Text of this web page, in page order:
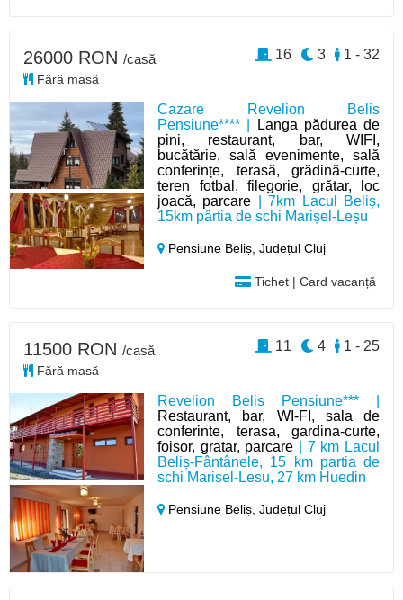
Cazare Revelion Belis
Pensiune**** |
Langa pădurea de
pini, restaurant, bar, WIFI,
bucătărie, sală evenimente, sală
conferințe, terasă, grădină-curte,
teren fotbal, filegorie, grătar, loc
joacă, parcare | 7km Lacul Beliș,
15km pârtia de schi Marișel-Leșu
Pensiune Beliș,Județul Cluj
Tichet | Card vacanță
26000 RON /casă
Fără masă
1 - 32
3
16
Revelion Belis Pensiune*** |
Restaurant, bar, WI-FI, sala de
conferinte, terasa, gardina-curte,
foisor, gratar, parcare | 7 km Lacul
Beliș-Fântânele, 15 km partia de
schi Marisel-Lesu, 27 km Huedin
Pensiune Beliș,Județul Cluj
11500 RON /casă
Fără masă
1 - 25
4
11